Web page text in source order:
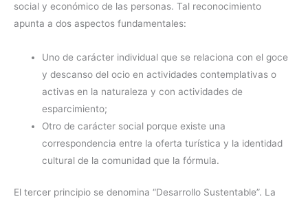
social y económico de las personas. Tal reconocimiento
apunta a dos aspectos fundamentales:
Uno de carácter individual que se relaciona con el goce
y descanso del ocio en actividades contemplativas o
activas en la naturaleza y con actividades de
esparcimiento;
Otro de carácter social porque existe una
correspondencia entre la oferta turística y la identidad
cultural de la comunidad que la fórmula.
El tercer principio se denomina “Desarrollo Sustentable”. La